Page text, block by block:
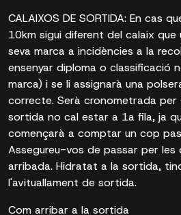
CALAIXOS DE SORTIDA: En cas
10km sigui diferent del calaix
seva marca a incidències a la
ensenyar diploma o classificació
marca) i se li assignarà una
correcte. Serà cronometrada per
sortida no cal estar a 1a fila, ja
començarà a comptar un cop
Assegureu-vos de passar per
arribada. Hidratat a la sortida,
l'avituallament de sortida.
Com arribar a la sortida